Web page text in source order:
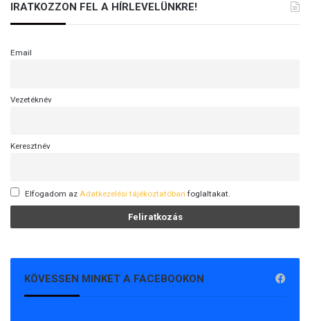
IRATKOZZON FEL A HÍRLEVELÜNKRE!
Email
Vezetéknév
Keresztnév
Elfogadom az Adatkezelési tájékoztatóban foglaltakat.
KÖVESSEN MINKET A FACEBOOKON